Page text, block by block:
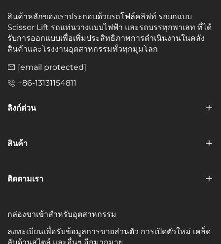
สินค้าหลักของเราประกอบด้วยรถโฟล์คลิฟท์ รถยกแบบ
Scissor Lift รถแท่นวางแบบไฟฟ้า และรถบรรทุกพาเลท ที่ได้
รับการออกแบบเพื่อเพิ่มประสิทธิภาพการดำเนินงานในคลัง
สินค้าและโรงงานอุตสาหกรรมทั่วทุกมุมโลก
[email protected]
+86-13131154811
ลิงก์ด่วน
สินค้า
ติดตามเรา
กล่องขาเข้าสำหรับอุตสาหกรรม
ลงทะเบียนเพื่อรับข้อมูลการขายส่วนตัว การเปิดตัวใหม่ เคล็ด
ลับด้านสไตล์ และอื่นๆ อีกมากมาย